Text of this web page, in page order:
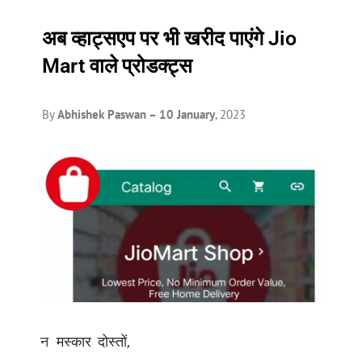
अब व्हाट्सएप पर भी खरीद पाएंगे Jio
Mart वाले प्रोडक्ट्स
ByAbhishek Paswan – 10 January, 2023
न मस्कार दोस्तों,